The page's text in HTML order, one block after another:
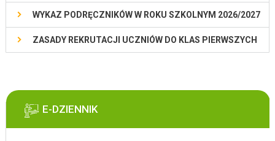
WYKAZ PODRĘCZNIKÓW W ROKU SZKOLNYM 2026/2027
ZASADY REKRUTACJI UCZNIÓW DO KLAS PIERWSZYCH
E-DZIENNIK